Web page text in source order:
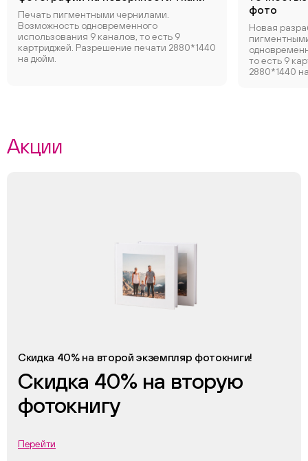
Печать пигментными чернилами.
Возможность одновременного
использования 9 каналов, то есть 9
картриджей. Разрешение печати 2880*1440
на дюйм.
фото
Новая
то есть 9
2880*1440
Акции
Скидка 40% на второй экземпляр фотокниги!
Скидка 40% на вторую
фотокнигу
Перейти